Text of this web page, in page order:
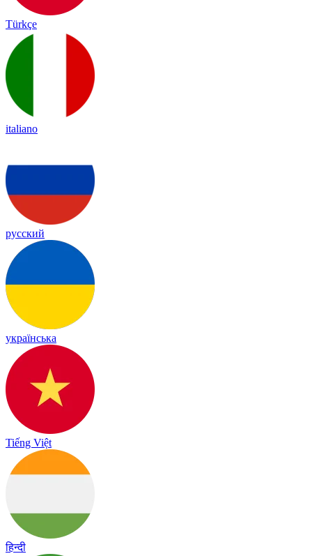
Türkçe
italiano
русский
українська
Tiếng Việt
हिन्दी